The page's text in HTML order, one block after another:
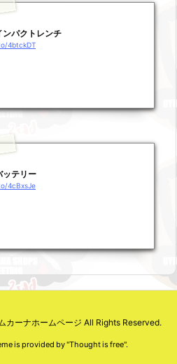
ンパクトレンチ
4btckDT
ッテリー
4cBxsJe
カーナホームページ All Rights Reserved.
is provided by "Thought is free".